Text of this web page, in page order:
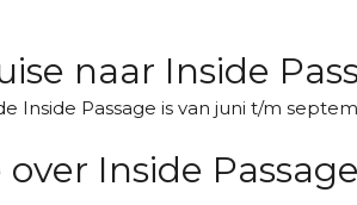
naar Inside
Inside Passage is van juni t/m
Inside Passage